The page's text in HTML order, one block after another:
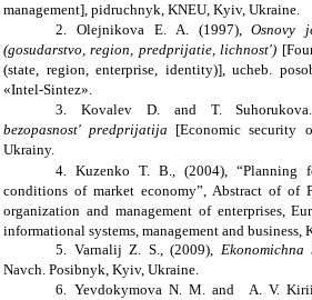
management], pidruchnyk, KNEU, Kyiv, Ukraine.
2. Olejnikova E. A. (1997),Osnovy
(gosudarstvo, region, predprijatie, lichnost') [
(state, region, enterprise, identity)], ucheb.
«Intel-Sintez».
3. Kovalev D. and T.
bezopasnost' predprijatija [Economic security
Ukrainy.
4. Kuzenko T. B., (2004), “Planning
conditions of market economy”, Abstract of of
organization and management of enterprises,
informational systems, management and business,
5. Varnalij Z. S., (2009), Ekonomichna
Navch. Posibnyk, Kyiv, Ukraine.
6. Yevdokymova N. M. and A. V.